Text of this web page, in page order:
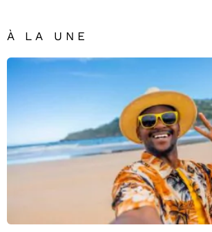
À LA UNE